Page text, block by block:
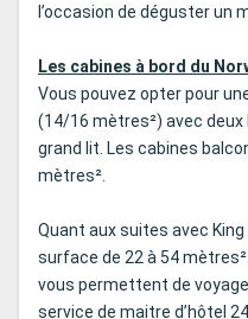
l’occasion de déguster un
Les cabines à bord du
Vous pouvez opter pour
(14/16 mètres²) avec
grand lit. Les cabines
mètres².
Quant aux suites avec
surface de 22 à 54
vous permettent de
service de maitre d’hôtel